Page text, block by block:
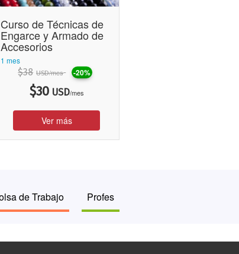
Curso de Técnicas de
Engarce y Armado de
Accesorios
1 mes
$38 USD/mes -20%
$30 USD/mes
Ver más
de Trabajo Profes